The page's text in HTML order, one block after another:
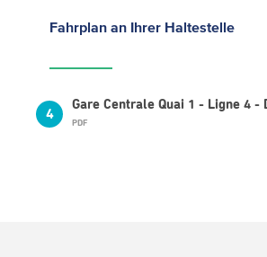
Fahrplan an Ihrer Haltestelle
4
Gare Centrale Quai 1 - Ligne 4 -
PDF